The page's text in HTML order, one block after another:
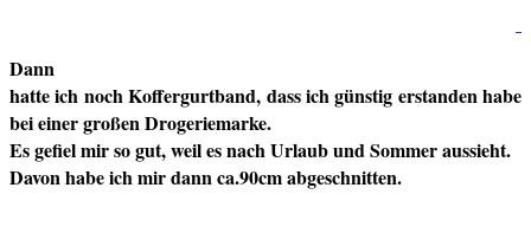
Dann
hatte ich noch Koffergurtband, dass ich günstig erstanden habe
bei einer großen Drogeriemarke.
Es gefiel mir so gut, weil es nach Urlaub und Sommer aussieht.
Davon habe ich mir dann ca.90cm abgeschnitten.